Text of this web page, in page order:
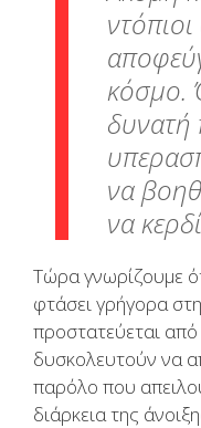
κόσμο.
δυνατή
να
να
Τώρα γνωρίζουμε
φτάσει γρήγορα
προστατεύεται
δυσκολευτούν να
παρόλο που
διάρκεια της